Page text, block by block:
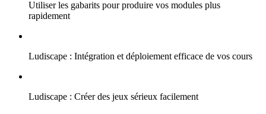
Utiliser les gabarits pour produire vos modules plus
rapidement
Ludiscape : Intégration et déploiement efficace de vos cours
Ludiscape : Créer des jeux sérieux facilement